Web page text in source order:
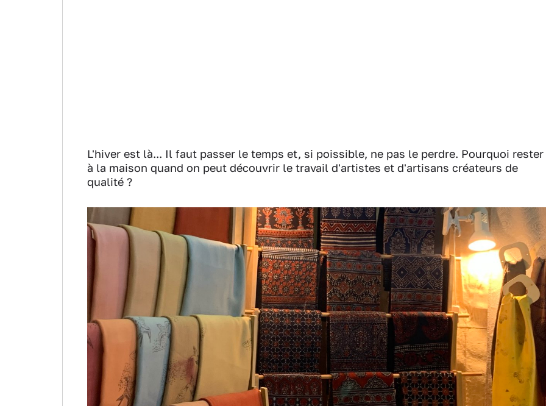
L'hiver est là... Il faut passer le temps et, si poissible, ne pas le perdre. Pourquoi rester
à la maison quand on peut découvrir le travail d'artistes et d'artisans créateurs de
qualité ?